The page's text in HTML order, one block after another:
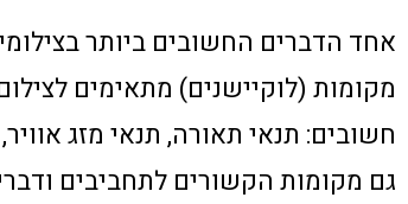
אחד הדברים החשובים ביותר
מקומות (לוקיישנים) מתאימים
חשובים: תנאי תאורה, תנאי מזג
גם מקומות הקשורים לתחביבים